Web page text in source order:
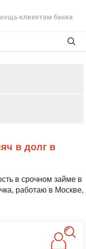
клиентам банка
в срочном займе в
работаю в Москве,